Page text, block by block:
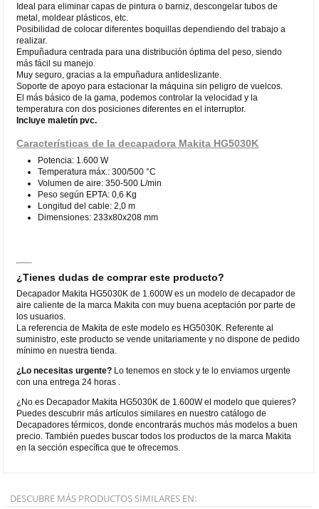
Ideal para eliminar capas de pintura o barniz, descongelar tubos de
metal, moldear plásticos, etc.
Posibilidad de colocar diferentes boquillas dependiendo del trabajo a
realizar.
Empuñadura centrada para una distribución óptima del peso, siendo
más fácil su manejo.
Muy seguro, gracias a la empuñadura antideslizante.
Soporte de apoyo para estacionar la máquina sin peligro de vuelcos.
El más básico de la gama, podemos controlar la velocidad y la
temperatura con dos posiciones diferentes en el interruptor.
Incluye maletín pvc.
Características de la decapadora Makita HG5030K
Potencia: 1.600 W
Temperatura máx.: 300/500 °C
Volumen de aire: 350-500 L/min
Peso según EPTA: 0,6 Kg
Longitud del cable: 2,0 m
Dimensiones: 233x80x208 mm
¿Tienes dudas de comprar este producto?
Decapador Makita HG5030K de 1.600W es un modelo de decapador de
aire caliente de la marca Makita con muy buena aceptación por parte de
los usuarios.
La referencia de Makita de este modelo es HG5030K. Referente al
suministro, este producto se vende unitariamente y no dispone de pedido
mínimo en nuestra tienda.
¿Lo necesitas urgente? Lo tenemos en stock y te lo enviamos urgente
con una entrega 24 horas .
¿No es Decapador Makita HG5030K de 1.600W el modelo que quieres?
Puedes descubrir más artículos similares en nuestro catálogo de
Decapadores térmicos, donde encontrarás muchos más modelos a buen
precio. También puedes buscar todos los productos de la marca Makita
en la sección específica que te ofrecemos.
DESCUBRE MÁS PRODUCTOS SIMILARES EN: